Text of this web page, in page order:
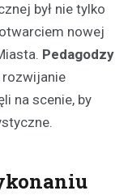
był nie tylko
nowej
Pedagodzy
rozwijanie
na scenie, by